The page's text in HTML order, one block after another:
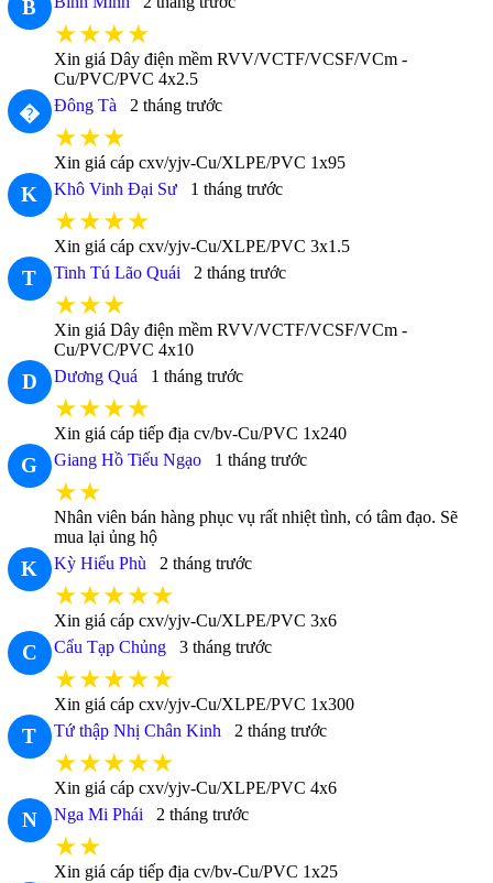
B
★★★★
Xin giá Dây điện mềm RVV/VCTF/VCSF/VCm -
Cu/PVC/PVC 4x2.5
� Đông Tà 2 tháng trước
★★★
Xin giá cáp cxv/yjv-Cu/XLPE/PVC 1x95
K Khô Vinh Đại Sư 1 tháng trước
★★★★
Xin giá cáp cxv/yjv-Cu/XLPE/PVC 3x1.5
T Tinh Tú Lão Quái 2 tháng trước
★★★
Xin giá Dây điện mềm RVV/VCTF/VCSF/VCm -
Cu/PVC/PVC 4x10
D Dương Quá 1 tháng trước
★★★★
Xin giá cáp tiếp địa cv/bv-Cu/PVC 1x240
G Giang Hồ Tiếu Ngạo 1 tháng trước
★★
Nhân viên bán hàng phục vụ rất nhiệt tình, có tâm đạo. Sẽ
mua lại ủng hộ
K Kỳ Hiểu Phù 2 tháng trước
★★★★★
Xin giá cáp cxv/yjv-Cu/XLPE/PVC 3x6
C Cẩu Tạp Chủng 3 tháng trước
★★★★★
Xin giá cáp cxv/yjv-Cu/XLPE/PVC 1x300
T Tứ thập Nhị Chân Kinh 2 tháng trước
★★★★★
Xin giá cáp cxv/yjv-Cu/XLPE/PVC 4x6
N Nga Mi Phái 2 tháng trước
★★
Xin giá cáp tiếp địa cv/bv-Cu/PVC 1x25